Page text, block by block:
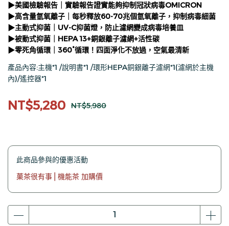
▶︎美國檢驗報告｜實驗報告證實能夠抑制冠狀病毒OMICRON
▶︎高含量氫氧離子｜每秒釋放60-70兆個氫氧離子，抑制病毒細菌
▶︎主動式抑菌｜UV-C抑菌燈，防止濾網變成病毒培養皿
▶︎被動式抑菌｜HEPA 13+銅銀離子濾網+活性碳
▶︎零死角循環｜360°循環！四面淨化不放過，空氣最清新
產品內容:主機*1 /說明書*1 /環形HEPA銅銀離子濾網*1(濾網於主機
內)/遙控器*1
NT$5,280 NT$5,980
此商品參與的優惠活動
菓茶很有事⎪機能茶 加購價